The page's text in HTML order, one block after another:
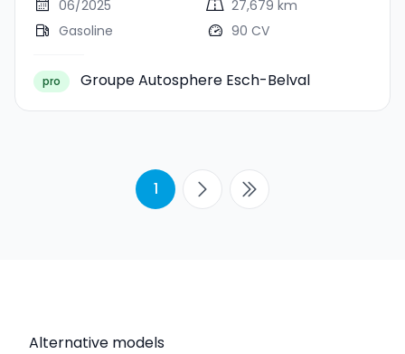
06/2025
27,679 km
Gasoline
90 CV
pro Groupe Autosphere Esch-Belval
1
Alternative models